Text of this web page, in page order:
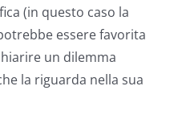
(in questo caso la
essere favorita
un dilemma
la riguarda nella sua